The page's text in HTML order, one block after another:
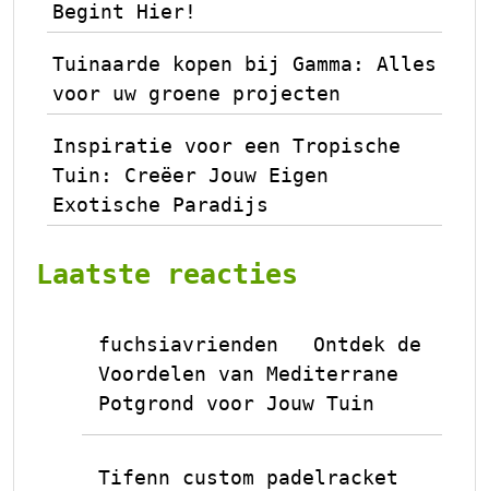
Begint Hier!
Tuinaarde kopen bij Gamma: Alles
voor uw groene projecten
Inspiratie voor een Tropische
Tuin: Creëer Jouw Eigen
Exotische Paradijs
Laatste reacties
fuchsiavrienden
Ontdek de
Voordelen van Mediterrane
Potgrond voor Jouw Tuin
Tifenn custom padelracket